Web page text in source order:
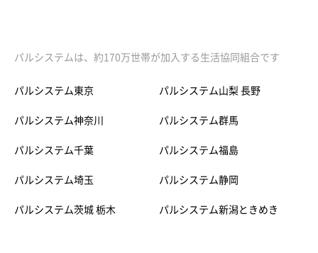
パルシステムは、約170万世帯が加入する生活協同組合です
パルシステム東京
パルシステム神奈川
パルシステム千葉
パルシステム埼玉
パルシステム茨城 栃木
パルシステム山梨 長野
パルシステム群馬
パルシステム福島
パルシステム静岡
パルシステム新潟ときめき